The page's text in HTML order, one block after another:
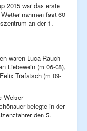
2015 war das erste
nahmen fast 60
an der 1.
waren Luca Rauch
Liebewein (m 06-08),
Trafatsch (m 09-
Welser
belegte in der
den 5.